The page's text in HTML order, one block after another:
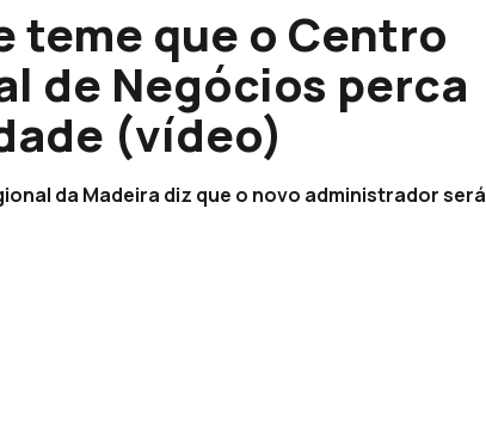
teme que o Centro
de Negócios perca
(vídeo)
da Madeira diz que o novo administrador